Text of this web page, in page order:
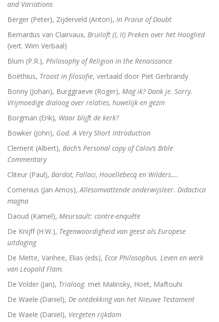
Dingen die verborgen waren
Alkibiades
Inclusieve godsdienstpedagogiek
Holy Ignorance (La sainte ignorance)
De vrouwen van de profeet
Oidipous en Antigone. Drie tragedies.
The Christians who became Jews. Acts of the
and Variations
Berger (Peter), Zijderveld (Anton), In Praise of Doubt
Bernardus van Clairvaux, Bruiloft (I, II) Preken over het Hooglied
(vert. Wim Verbaal)
Blum (P.R.), Philosophy of Religion in the Renaissance
Boëthius, Troost in filosofie, vertaald door Piet Gerbrandy
Bonny (Johan), Burggraeve (Roger), Mag ik? Dank je. Sorry.
Vrijmoedige dialoog over relaties, huwelijk en gezin
Borgman (Erik), Waar blijft de kerk?
Bowker (John), God. A Very Short Introduction
Clement (Albert), Bach’s Personal copy of Calov’s Bible
Commentary
Cliteur (Paul), Bardot, Fallaci, Houellebecq en Wilders….
Comenius (Jan Amos),Allesomvattende onderwijsleer. Didactica
magna
Daoud (Kamel), Meursault: contre-enquête
De Knijff (H.W.), Tegenwoordigheid van geest als Europese
uitdaging
De Mette, Vanhee, Elias (eds), Ecce Philosophus. Leven en werk
van Leopold Flam.
De Volder (Jan), Trialoog. met Malinsky, Hoet, Maftouhi
De Waele (Daniel), De ontdekking van het Nieuwe Testament
De Waele (Daniël), Vergeten rijkdom